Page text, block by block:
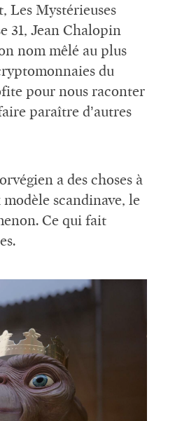
Les Mystérieuses
31, Jean Chalopin
nom mêlé au plus
du
pour nous raconter
paraître d’autres
a des choses à
scandinave, le
Ce qui fait